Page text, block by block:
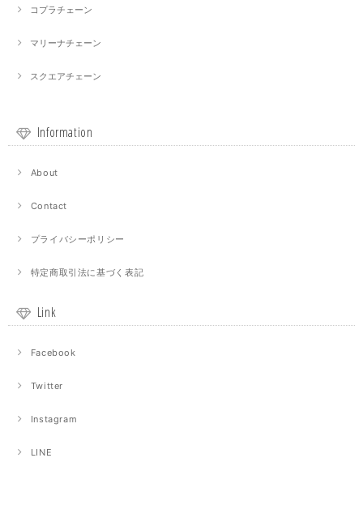
コプラチェーン
マリーナチェーン
スクエアチェーン
Information
About
Contact
プライバシーポリシー
特定商取引法に基づく表記
Link
Facebook
Twitter
Instagram
LINE